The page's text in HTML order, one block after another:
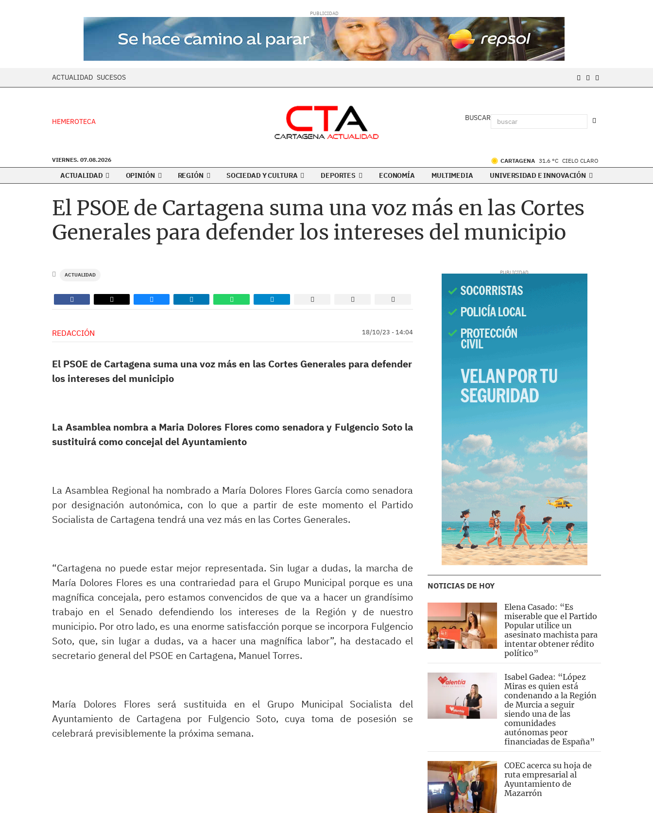
ACTUALIDAD SUCESOS
HEMEROTECA BUSCAR
VIERNES. 07.08.2026 CARTAGENA 31.6 °C CIELO CLARO
ACTUALIDAD OPINIÓN REGIÓN SOCIEDAD Y CULTURA DEPORTES ECONOMÍA MULTIMEDIA UNIVERSIDAD E INNOVACIÓN
El PSOE de Cartagena suma una voz más en las Cortes
Generales para defender los intereses del municipio
ACTUALIDAD
REDACCIÓN 18/10/23 - 14:04
El PSOE de Cartagena suma una voz más en las Cortes Generales para defender
los intereses del municipio
La Asamblea nombra a Maria Dolores Flores como senadora y Fulgencio Soto la
sustituirá como concejal del Ayuntamiento
La Asamblea Regional ha nombrado a María Dolores Flores García como senadora
por designación autonómica, con lo que a partir de este momento el Partido
Socialista de Cartagena tendrá una vez más en las Cortes Generales.
“Cartagena no puede estar mejor representada. Sin lugar a dudas, la marcha de
María Dolores Flores es una contrariedad para el Grupo Municipal porque es una
magnífica concejala, pero estamos convencidos de que va a hacer un grandísimo
trabajo en el Senado defendiendo los intereses de la Región y de nuestro
municipio. Por otro lado, es una enorme satisfacción porque se incorpora Fulgencio
Soto, que, sin lugar a dudas, va a hacer una magnífica labor”, ha destacado el
secretario general del PSOE en Cartagena, Manuel Torres.
María Dolores Flores será sustituida en el Grupo Municipal Socialista del
Ayuntamiento de Cartagena por Fulgencio Soto, cuya toma de posesión se
celebrará previsiblemente la próxima semana.
NOTICIAS DE HOY
Elena Casado: “Es
miserable que el Partido
Popular utilice un
asesinato machista para
intentar obtener rédito
político”
Isabel Gadea: “López
Miras es quien está
condenando a la Región
de Murcia a seguir
siendo una de las
comunidades
autónomas peor
financiadas de España”
COEC acerca su hoja de
ruta empresarial al
Ayuntamiento de
Mazarrón